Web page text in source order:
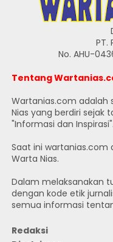
PT.
No. AHU-
Tentang
Wartanias.com adalah
Nias yang berdiri sejak
"Informasi dan Inspirasi".
Saat ini wartanias.com
Warta Nias.
Dalam melaksanakan
dengan kode etik
semua informasi
Redaksi